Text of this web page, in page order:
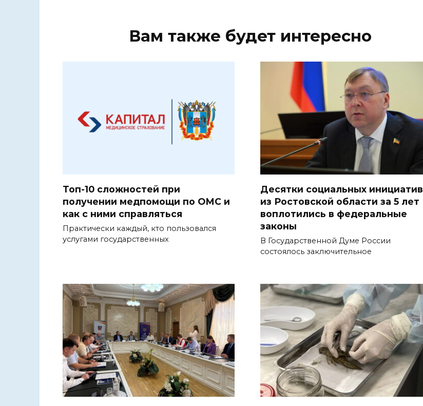
Вам также будет интересно
Топ-10 сложностей при
получении медпомощи по ОМС и
как с ними справляться
Практически каждый, кто пользовался
услугами государственных
Десятки социальных инициатив
из Ростовской области за 5 лет
воплотились в федеральные
законы
В Государственной Думе России
состоялось заключительное